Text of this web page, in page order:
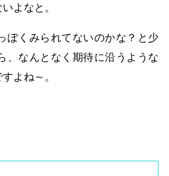
よなと。
ぽくみられてないのかな？と少
、なんとなく期待に沿うような
よね～。